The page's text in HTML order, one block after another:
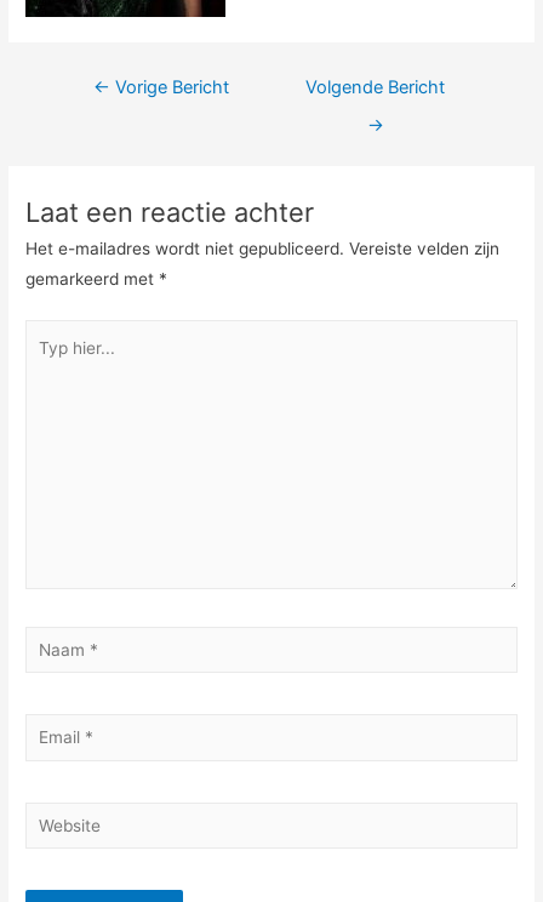
Berichtnavigatie
← Vorige Bericht
Volgende Bericht
→
Laat een reactie achter
Het e-mailadres wordt niet gepubliceerd. Vereiste velden zijn
gemarkeerd met *
Naam
Email
Website